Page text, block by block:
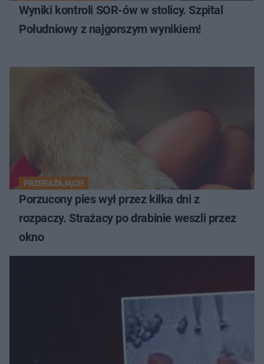
Wyniki kontroli SOR-ów w stolicy. Szpital
Południowy z najgorszym wynikiem!
PRZERAŻAJĄCE!
Porzucony pies wył przez kilka dni z
rozpaczy. Strażacy po drabinie weszli przez
okno